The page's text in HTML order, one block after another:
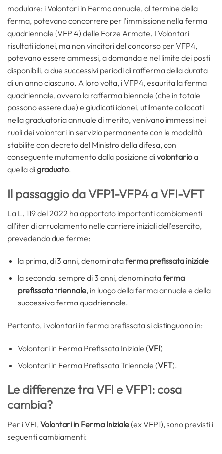
modulare: i Volontari in Ferma annuale, al termine della
ferma, potevano concorrere per l’immissione nella ferma
quadriennale (VFP 4) delle Forze Armate. I Volontari
risultati idonei, ma non vincitori del concorso per VFP4,
potevano essere ammessi, a domanda e nel limite dei posti
disponibili, a due successivi periodi di rafferma della durata
di un anno ciascuno. A loro volta, i VFP4, esaurita la ferma
quadriennale, ovvero la rafferma biennale (che in totale
possono essere due) e giudicati idonei, utilmente collocati
nella graduatoria annuale di merito, venivano immessi nei
ruoli dei volontari in servizio permanente con le modalità
stabilite con decreto del Ministro della difesa, con
conseguente mutamento dalla posizione divolontarioa
quella digraduato.
Il passaggio da VFP1-VFP4 a VFI-VFT
La L. 119 del 2022 ha apportato importanti cambiamenti
all’iter di arruolamento nelle carriere iniziali dell’esercito,
prevedendo due ferme:
la prima, di 3 anni, denominataferma prefissata iniziale
la seconda, sempre di 3 anni, denominataferma
prefissata triennale, in luogo della ferma annuale e della
successiva ferma quadriennale.
Pertanto, i volontari in ferma prefissata si distinguono in:
Volontari in Ferma Prefissata Iniziale (VFI)
Volontari in Ferma Prefissata Triennale (VFT).
Le differenze tra VFI e VFP1: cosa
cambia?
Per i VFI,Volontari in Ferma Iniziale(ex VFP1), sono previsti i
seguenti cambiamenti: